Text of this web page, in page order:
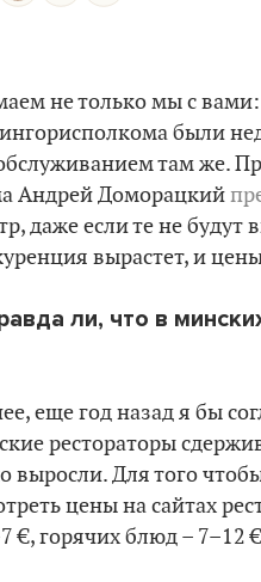
не только мы с
были
там же.
Андрей Доморацкий
даже если те не будут
вырастет, и
ли, что в
еще год назад я бы
рестораторы
выросли. Для того
цены на сайтах
7 €, горячих блюд – 7–12